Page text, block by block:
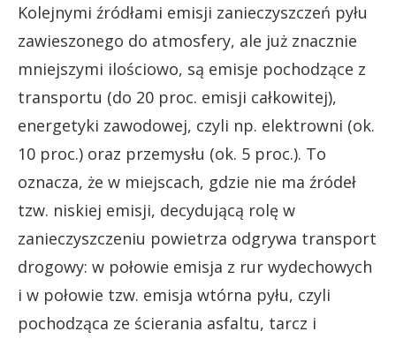
Kolejnymi źródłami emisji zanieczyszczeń pyłu
zawieszonego do atmosfery, ale już znacznie
mniejszymi ilościowo, są emisje pochodzące z
transportu (do 20 proc. emisji całkowitej),
energetyki zawodowej, czyli np. elektrowni (ok.
10 proc.) oraz przemysłu (ok. 5 proc.). To
oznacza, że w miejscach, gdzie nie ma źródeł
tzw. niskiej emisji, decydującą rolę w
zanieczyszczeniu powietrza odgrywa transport
drogowy: w połowie emisja z rur wydechowych
i w połowie tzw. emisja wtórna pyłu, czyli
pochodząca ze ścierania asfaltu, tarcz i